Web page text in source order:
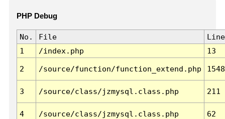
PHP Debug
No. File
Line
1
/index.php 13
2 /source/function/function_extend.php 1548
3 /source/class/jzmysql.class.php 211
4 /source/class/jzmysql.class.php 62